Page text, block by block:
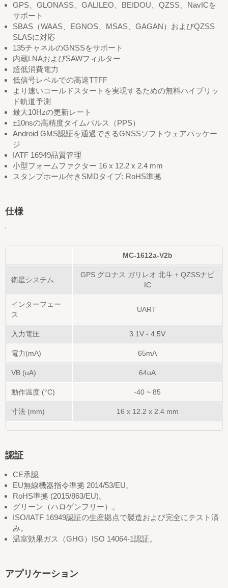
GPS、GLONASS、GALILEO、BEIDOU、QZSS、NavICを
サポート
SBAS（WAAS、EGNOS、MSAS、GAGAN）およびQZSS
SLASに対応
135チャネルのGNSSをサポート
内蔵LNAおよびSAWフィルター
超低消費電力
低信号レベルでの高速TTFF
より速いコールドスタートを実現するための無料ハイブリッ
ド軌道予測
最大10Hzの更新レート
±10nsの高精度タイムパルス（PPS）
Android GMS認証を通過できるGNSSソフトウェアパッケー
ジ
IATF 16949品質管理
小型フォームファクター 16 x 12.2 x 2.4 mm
スタンプホール付きSMDタイプ; RoHS準拠
仕様
'
MC-1612a-V2b
衛星システム
GPS グロナス ガリレオ 北斗 + QZSSナビ
IC
インターフェー
ス
UART
入力電圧 3.1V - 4.5V
電力(mA) 65mA
VB (uA) 64uA
動作温度 (°C) -40 ~ 85
寸法 (mm) 16 x 12.2 x 2.4mm
認証
CE承認
EU無線機器指令準拠 2014/53/EU。
RoHS準拠 (2015/863/EU)。
グリーン（ハロゲンフリー）。
ISO/IATF 16949認証の生産拠点で製造および完全にテスト済
み。
温室効果ガス（GHG）ISO 14064-1認証。
アプリケーション